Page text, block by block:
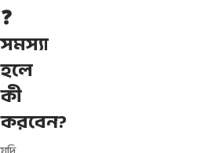
❓
সমস্যা
হলে
কী
করবেন?